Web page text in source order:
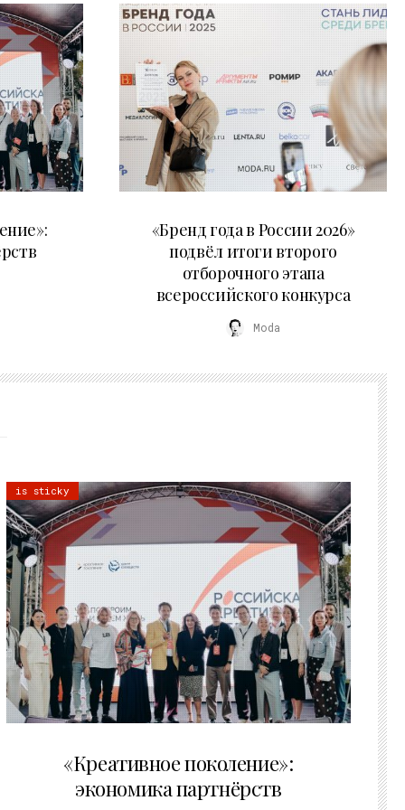
«Бренд года в России 2026»
подвёл итоги второго
отборочного этапа
всероссийского конкурса
Moda
is sticky
«Креативное поколение»:
экономика партнёрств